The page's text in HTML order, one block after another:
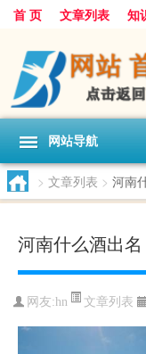
首 页 文章列表 知
网站导航
> 文章列表 > 河南
河南什么酒出名
网友:hn 文章列表